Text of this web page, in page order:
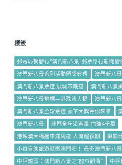
標簽
郵電局就發行"澳門新八景"郵票舉行新聞發
澳門新八景系列活動頒獎典禮
澳門新八
澳門新八景票選 展城市底蘊
澳門新八景
澳門新八景地標—港珠澳大橋
澳門新八
澳門新八景全球票選 豪華大獎等你來拿
澳門新八景
澳門全年遊客量 估破4千萬
港珠澳大橋通車滿周歲 人流超預期
攝影
小資自助旅遊就衝澳門吧！ 最夯澳門新八
中評鏡頭：澳門新八景之“龍爪觀濤”
中評